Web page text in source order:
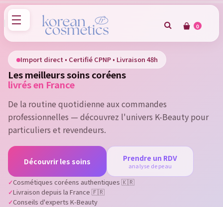
0
Import direct • Certifié CPNP • Livraison 48h
Les meilleurs soins coréens
livrés en France
De la routine quotidienne aux commandes
professionnelles — découvrez l'univers K-Beauty pour
particuliers et revendeurs.
Découvrir les soins Prendre un RDV
analyse de peau
Cosmétiques coréens authentiques 🇰🇷
Livraison depuis la France 🇫🇷
Conseils d'experts K-Beauty
Sign in
You need to be logged in to save products in your wish
list.
Cancel